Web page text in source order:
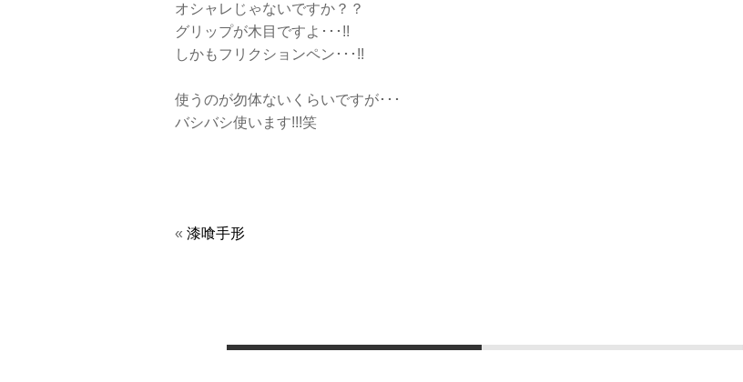
オシャレじゃないですか？？
グリップが木目ですよ･･･!!
しかもフリクションペン･･･!!
使うのが勿体ないくらいですが･･･
バシバシ使います!!!笑
« 漆喰手形